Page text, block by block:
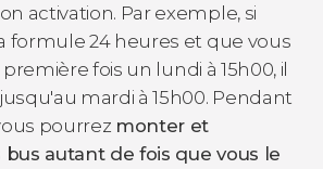
activation. Par exemple, si
formule 24 heures et que vous
fois un lundi à 15h00, il
mardi à 15h00. Pendant
pourrez monter et
autant de fois que vous le